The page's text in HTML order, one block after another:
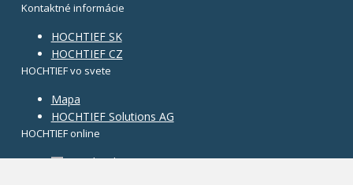
Kontaktné informácie
HOCHTIEF SK
HOCHTIEF CZ
HOCHTIEF vo svete
Mapa
HOCHTIEF Solutions AG
HOCHTIEF online
Facebook